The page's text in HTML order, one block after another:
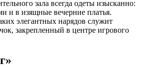
зала всегда одеты изысканно:
и в изящные вечерние платья.
элегантных нарядов служит
закрепленный в центре игрового